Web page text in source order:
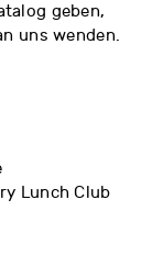
geben,
uns wenden.
Lunch Club